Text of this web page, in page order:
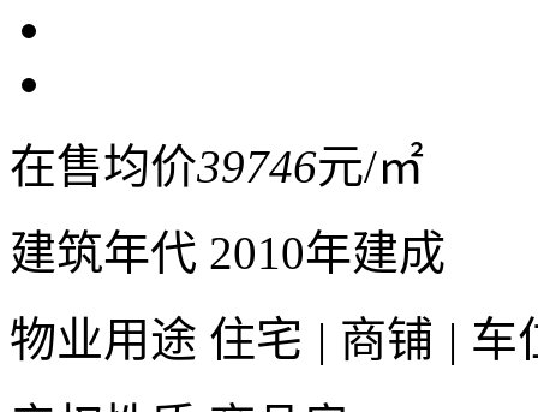
在售均价39746元/㎡
建筑年代 2010年建成
物业用途 住宅 | 商铺 | 车